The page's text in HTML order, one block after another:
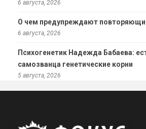
6 августа, 2026
О чем предупреждают
6 августа, 2026
Психогенетик Надежда Бабаева:
самозванца генетические корни
5 августа, 2026